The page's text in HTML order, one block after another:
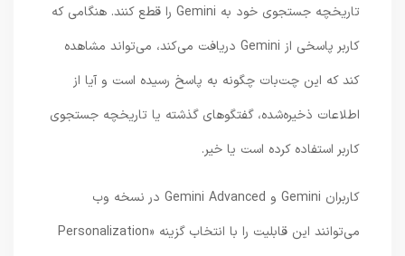
تاریخچه جستجوی خود به Gemini را قطع کنند. هنگامی که
کاربر پاسخی از Gemini دریافت می‌کند، می‌تواند مشاهده
کند که این چت‌بات چگونه به پاسخ رسیده است و آیا از
اطلاعات ذخیره‌شده، گفتگوهای گذشته یا تاریخچه جستجوی
کاربر استفاده کرده است یا خیر.
کاربران Gemini و Gemini Advanced در نسخه وب
می‌توانند این قابلیت را با انتخاب گزینه «Personalization